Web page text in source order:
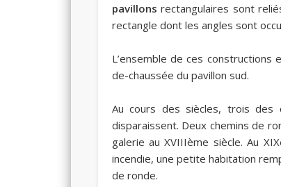
pavillonsrectangulaires sont
rectangle dont les angles sont
L’ensemble de ces
de-chaussée du pavillon sud.
Au cours des siècles, trois des
disparaissent. Deux chemins de
galerie au XVIIIème siècle. Au
incendie, une petite habitation
de ronde.